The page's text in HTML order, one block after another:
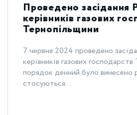
Проведено засідання
керівників газових
Тернопільщини
7 червня 2024 проведено
керівників газових
порядок денний було винесено
стосуються...